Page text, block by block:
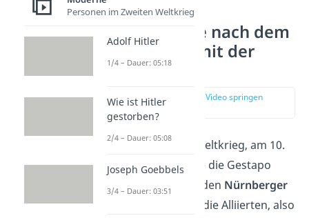
Was passierte nach dem
2. Weltkrieg mit der
Gestapo?
zur Stelle im Video springen
(03:38)
Nach dem Zweiten Weltkrieg, am 10.
Oktober 1945, wurde die Gestapo
offiziell verboten. In den Nürnberger
erklärten die Alliierten, also
Personen im Zweiten Weltkrieg
Adolf Hitler
1/4 – Dauer: 05:18
Wie ist Hitler
gestorben?
2/4 – Dauer: 05:08
Joseph Goebbels
3/4 – Dauer: 03:51